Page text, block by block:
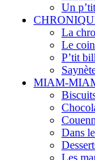
Un
La
Le
P’tit
MIAM-
Dans
Les